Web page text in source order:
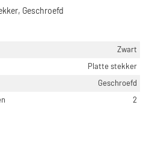
(1)
(368)
(7)
(5)
Geschroefd
Zwart
Platte stekker
Geschroefd
2